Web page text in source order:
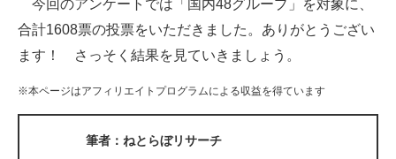
IT製品の技術・比較・事例
製造業のIT導入・活用を支援
エレクトロニクス専門サイト
今回のアンケートでは「国内48グループ」を対象に、
合計1608票の投票をいただきました。ありがとうござい
ます！ さっそく結果を見ていきましょう。
※本ページはアフィリエイトプログラムによる収益を得ています
筆者：ねとらぼリサーチ